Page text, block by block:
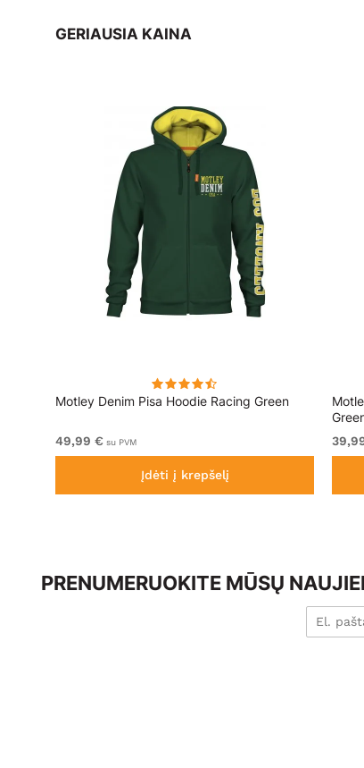
GERIAUSIA KAINA
Motley Denim Pisa Hoodie Racing Green
49,99 € su PVM
Įdėti į krepšelį
PRENUMERUOKITE MŪSŲ